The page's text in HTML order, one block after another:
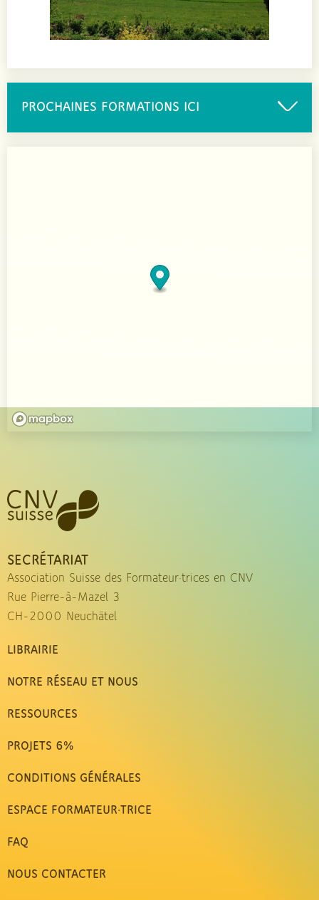
PROCHAINES FORMATIONS ICI
SECRÉTARIAT
Association Suisse des Formateur·trices en CNV
Rue Pierre-à-Mazel 3
CH-2000 Neuchâtel
LIBRAIRIE
NOTRE RÉSEAU ET NOUS
RESSOURCES
PROJETS 6%
CONDITIONS GÉNÉRALES
ESPACE FORMATEUR·TRICE
FAQ
NOUS CONTACTER